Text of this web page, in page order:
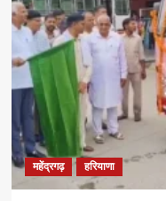
महेंद्रगढ़ हरियाणा